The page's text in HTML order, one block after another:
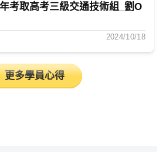
考取高考三級交通技術組_劉O
2024/10/18
更多學員心得